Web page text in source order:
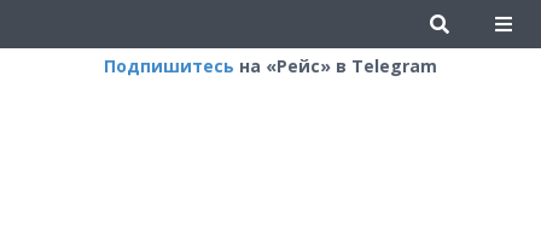
Подпишитесь на «Рейс» в Telegram